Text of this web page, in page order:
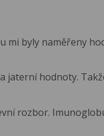
byly naměřeny
jaterní hodnoty.
rozbor.